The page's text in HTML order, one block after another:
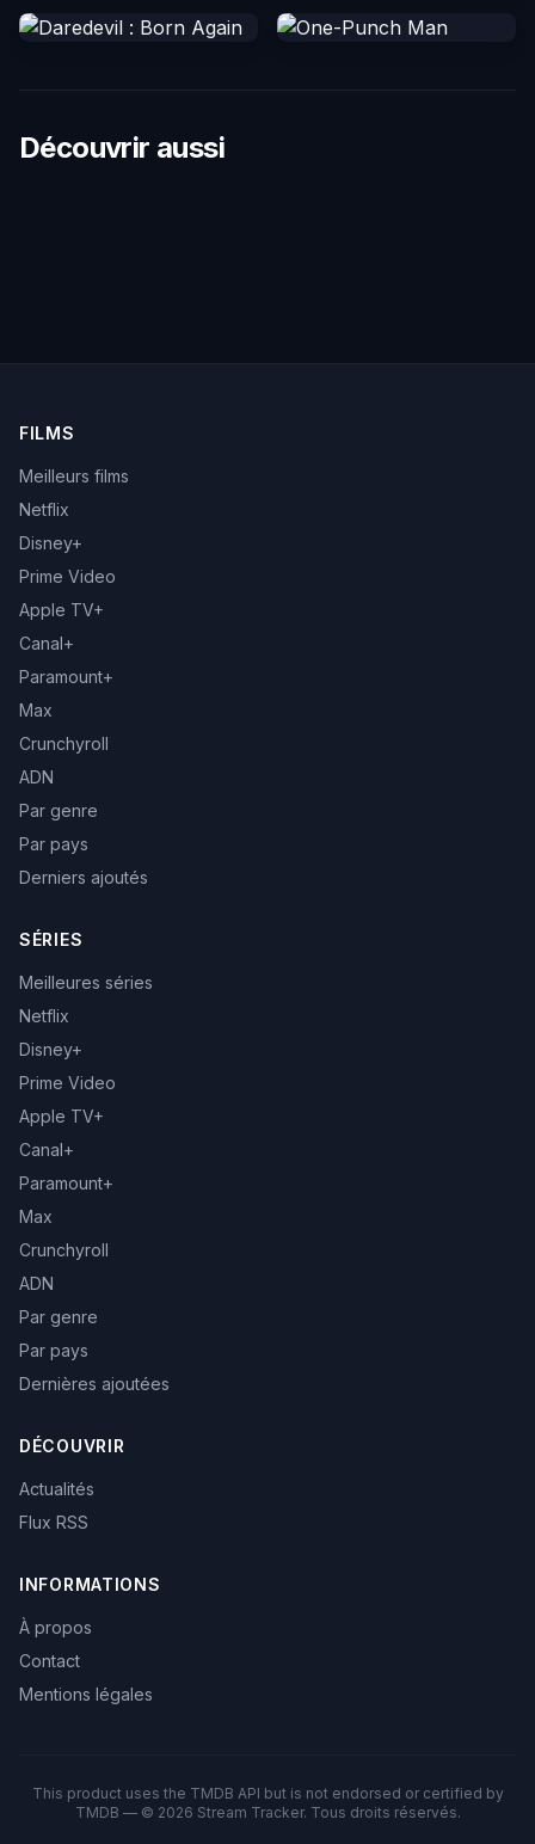
Découvrir aussi
FILMS
Meilleurs films
Netflix
Disney+
Prime Video
Apple TV+
Canal+
Paramount+
Max
Crunchyroll
ADN
Par genre
Par pays
Derniers ajoutés
SÉRIES
Meilleures séries
Netflix
Disney+
Prime Video
Apple TV+
Canal+
Paramount+
Max
Crunchyroll
ADN
Par genre
Par pays
Dernières ajoutées
DÉCOUVRIR
Actualités
Flux RSS
INFORMATIONS
À propos
Contact
Mentions légales
This product uses the TMDB API but is not endorsed or certified by
TMDB — © 2026 Stream Tracker. Tous droits réservés.